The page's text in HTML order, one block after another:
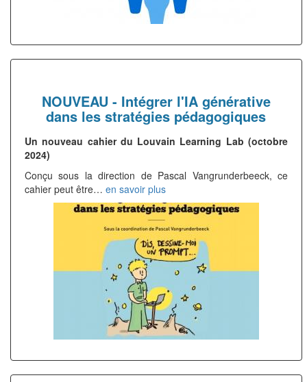
NOUVEAU - Intégrer l'IA générative
dans les stratégies pédagogiques
Un nouveau cahier du Louvain Learning Lab (octobre
2024)
Conçu sous la direction de Pascal Vangrunderbeeck, ce
cahier peut être… en savoir plus